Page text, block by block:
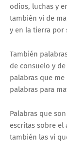
odios, luchas y
también vi de
y en la tierra por
También
de consuelo y de
palabras que me
palabras para
Palabras que
escritas sobre el
también las vi